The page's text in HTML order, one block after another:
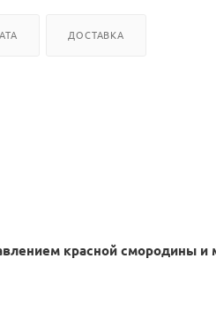
ДОСТАВКА
красной смородины